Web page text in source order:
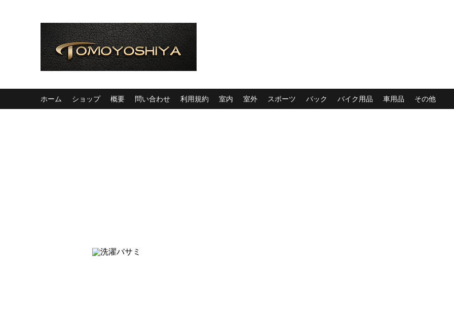
ホーム ショップ 概要 問い合わせ 利用規約 室内 室外 スポーツ バック バイク用品 車用品 その他